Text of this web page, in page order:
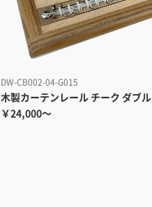
DW-CB002-04-G015
木製カーテンレール チーク ダブル
￥24,000～